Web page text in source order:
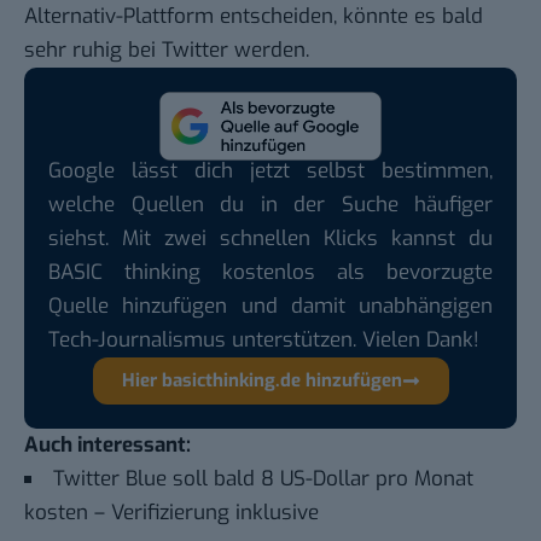
Alternativ-Plattform entscheiden, könnte es bald
sehr ruhig bei Twitter werden.
Google lässt dich jetzt selbst bestimmen,
welche Quellen du in der Suche häufiger
siehst. Mit zwei schnellen Klicks kannst du
BASIC thinking kostenlos als bevorzugte
Quelle hinzufügen und damit unabhängigen
Tech-Journalismus unterstützen. Vielen Dank!
Hier basicthinking.de hinzufügen
Auch interessant:
Twitter Blue soll bald 8 US-Dollar pro Monat
kosten – Verifizierung inklusive